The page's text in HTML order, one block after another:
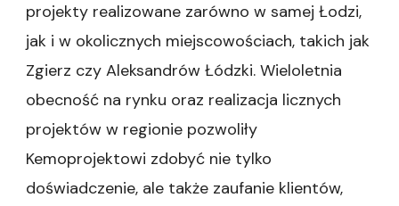
projekty realizowane zarówno w samej Łodzi,
jak i w okolicznych miejscowościach, takich jak
Zgierz czy Aleksandrów Łódzki. Wieloletnia
obecność na rynku oraz realizacja licznych
projektów w regionie pozwoliły
Kemoprojektowi zdobyć nie tylko
doświadczenie, ale także zaufanie klientów,